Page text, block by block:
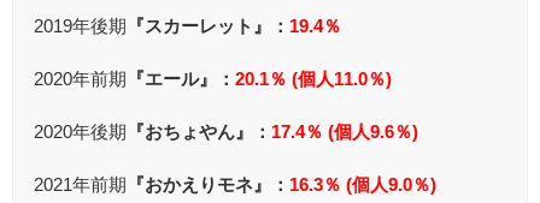
2019年後期 『スカーレット』： 19.4％
2020年前期 『エール』： 20.1％ (個人11.0％)
2020年後期 『おちょやん』： 17.4％ (個人9.6％)
2021年前期 『おかえりモネ』： 16.3％ (個人9.0％)